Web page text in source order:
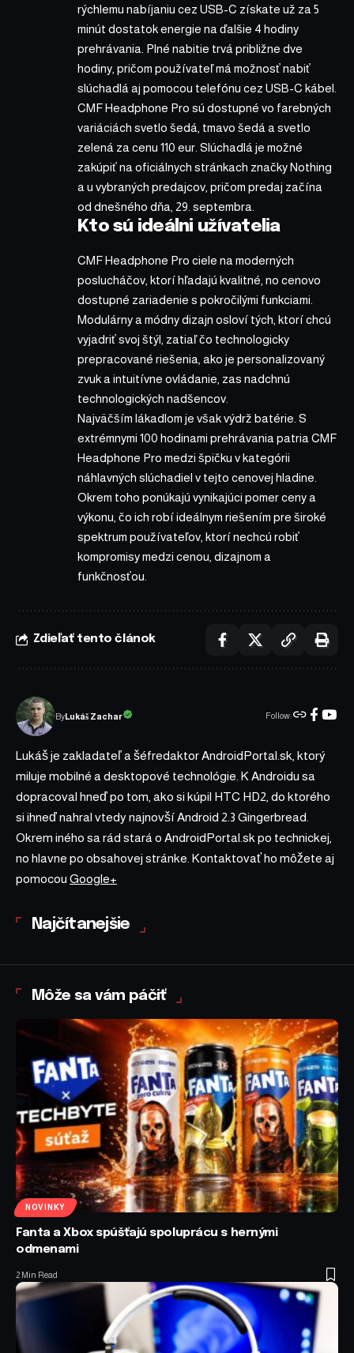
rýchlemu nabíjaniu cez USB-C získate už za 5
minút dostatok energie na ďalšie 4 hodiny
prehrávania. Plné nabitie trvá približne dve
hodiny, pričom používateľ má možnosť nabiť
slúchadlá aj pomocou telefónu cez USB-C kábel.
CMF Headphone Pro sú dostupné vo farebných
variáciách svetlo šedá, tmavo šedá a svetlo
zelená za cenu 110 eur. Slúchadlá je možné
zakúpiť na oficiálnych stránkach značky Nothing
a u vybraných predajcov, pričom predaj začína
od dnešného dňa, 29. septembra.
Kto sú ideálni užívatelia
CMF Headphone Pro ciele na moderných
poslucháčov, ktorí hľadajú kvalitné, no cenovo
dostupné zariadenie s pokročilými funkciami.
Modulárny a módny dizajn osloví tých, ktorí chcú
vyjadriť svoj štýl, zatiaľ čo technologicky
prepracované riešenia, ako je personalizovaný
zvuk a intuitívne ovládanie, zas nadchnú
technologických nadšencov.
Najväčším lákadlom je však výdrž batérie. S
extrémnymi 100 hodinami prehrávania patria CMF
Headphone Pro medzi špičku v kategórii
náhlavných slúchadiel v tejto cenovej hladine.
Okrem toho ponúkajú vynikajúci pomer ceny a
výkonu, čo ich robí ideálnym riešením pre široké
spektrum používateľov, ktorí nechcú robiť
kompromisy medzi cenou, dizajnom a
funkčnosťou.
Zdieľať tento článok
ByLukáš Zachar Follow:
Lukáš je zakladateľ a šéfredaktor AndroidPortal.sk, ktorý
miluje mobilné a desktopové technológie. K Androidu sa
dopracoval hneď po tom, ako si kúpil HTC HD2, do ktorého
si ihneď nahral vtedy najnovší Android 2.3 Gingerbread.
Okrem iného sa rád stará o AndroidPortal.sk po technickej,
no hlavne po obsahovej stránke. Kontaktovať ho môžete aj
pomocou Google+
Najčítanejšie
Môže sa vám páčiť
NOVINKY
Fanta a Xbox spúšťajú spoluprácu s hernými
odmenami
2 Min Read